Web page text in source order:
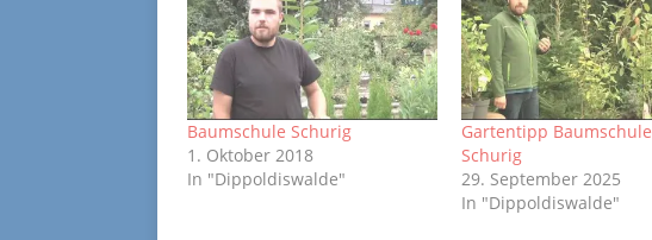
Baumschule Schurig
1. Oktober 2018
In "Dippoldiswalde"
Gartentipp Baumschule
Schurig
29. September 2025
In "Dippoldiswalde"